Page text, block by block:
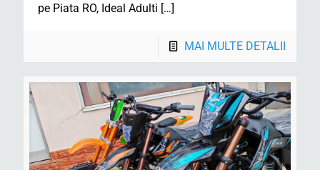
pe Piata RO, Ideal Adulti […]
MAI MULTE DETALII